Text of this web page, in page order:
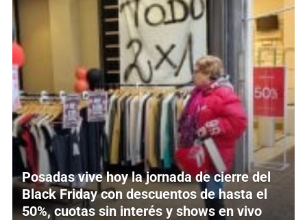
Posadas vive hoy la jornada de cierre del
Black Friday con descuentos de hasta el
50%, cuotas sin interés y shows en vivo